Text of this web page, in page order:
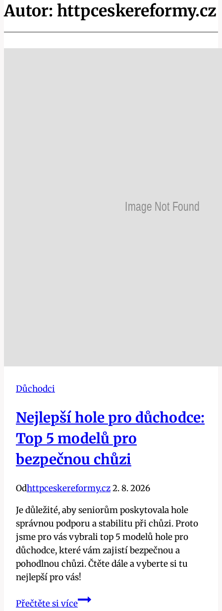
Autor: httpceskereformy.cz
Důchodci
Nejlepší hole pro důchodce:
Top 5 modelů pro
bezpečnou chůzi
Odhttpceskereformy.cz2. 8. 2026
Je důležité, aby seniorům poskytovala hole
správnou podporu a stabilitu při chůzi. Proto
jsme pro vás vybrali top 5 modelů hole pro
důchodce, které vám zajistí bezpečnou a
pohodlnou chůzi. Čtěte dále a vyberte si tu
nejlepší pro vás!
Přečtěte si víceNejlepší